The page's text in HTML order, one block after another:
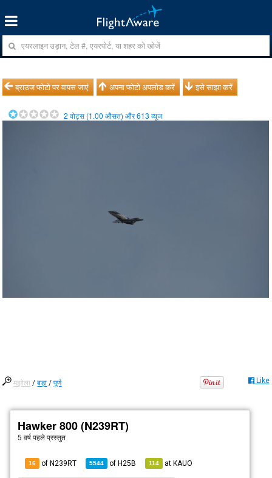
ब्राउज फोटो पर वापस जाएं अपना फोटो अपलोड करें इसे साझा करें
2 वोट्स (1.00 औसत) और613 व्यूज
मझोला /बड़ा /पूर्ण Like
Hawker 800 (N239RT)
5 वर्ष पहले प्रस्तुत
16 of N239RT 5544 ofH25B 114 atKAUO